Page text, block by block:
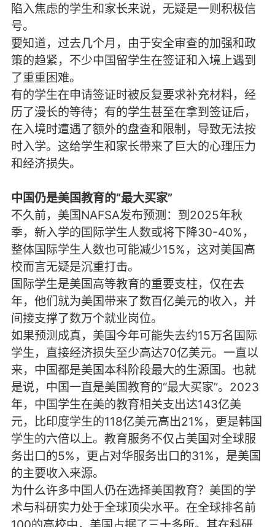
陷入焦虑的学生和家长来说，无疑是一则积极信
号。
要知道，过去几个月，由于安全审查的加强和政
策的趋紧，不少中国留学生在签证和入境上遇到
了重重困难。
有的学生在申请签证时被反复要求补充材料，经
历了漫长的等待；有的学生甚至在拿到签证后，
在入境时遭遇了额外的盘查和限制，导致无法按
时入学。这给学生和家长带来了巨大的心理压力
和经济损失。
中国仍是美国教育的“最大买家”
不久前，美国NAFSA发布预测：到2025年秋
季，新入学的国际学生人数或将下降30-40%，
整体国际学生人数也可能减少15%，这对美国高
校而言无疑是沉重打击。
国际学生是美国高等教育的重要支柱，仅在去
年，他们就为美国带来了数百亿美元的收入，并
间接支撑了数万个就业岗位。
如果预测成真，美国今年可能失去约15万名国际
学生，直接经济损失至少高达70亿美元。一直以
来，中国都是美国本科阶段最大的生源国。也就
是说，中国一直是美国教育的“最大买家”。2023
年，中国学生在美的教育相关支出达143亿美
元，比印度学生的118亿美元高出21%，更是韩国
学生的六倍以上。教育服务不仅占美国对全球服
务出口的5%，更占对华服务出口的31%，是美国
的主要收入来源。
为什么许多中国人仍在选择美国教育？美国的学
术与科研实力处于全球顶尖水平。在全球排名前